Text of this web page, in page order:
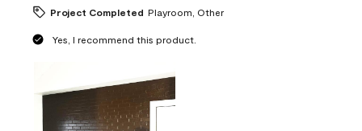
Project Completed Playroom, Other
Yes, I recommend this product.